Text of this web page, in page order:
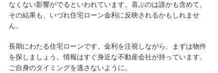
なくない影響がでるといわれています。喜ぶのは誰かも含めて。
その結果も、いづれ住宅ローン金利に反映されるかもしれませ
ん。
長期にわたる住宅ローンです。金利を注視しながら、まずは物件
を探しましょう。情報はすぐ身近な不動産会社が持っています。
ご自身のタイミングを逃さないように。